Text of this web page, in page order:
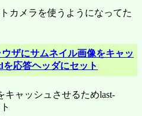
カメラを使うようになってた
ウザにサムネイル画像をキャッ
を応答ヘッダにセット
キャッシュさせるためlast-